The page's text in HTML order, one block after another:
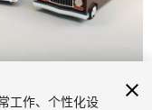
工作、个性化设